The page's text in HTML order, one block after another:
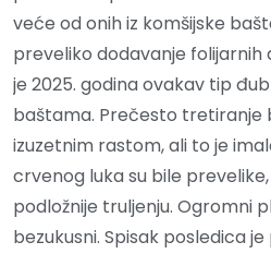
veće od onih iz komšijske
preveliko dodavanje folijarnih
je 2025. godina ovakav tip
baštama. Prečesto tretiranje
izuzetnim rastom, ali to je
crvenog luka su bile
podložnije truljenju. Ogromni
bezukusni. Spisak posledica